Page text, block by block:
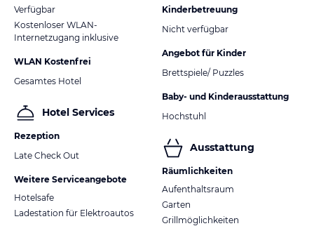
Verfügbar
Kostenloser WLAN-
Internetzugang inklusive
WLAN Kostenfrei
Gesamtes Hotel
Hotel Services
Rezeption
Late Check Out
Weitere Serviceangebote
Hotelsafe
Ladestation für Elektroautos
Kinderbetreuung
Nicht verfügbar
Angebot für Kinder
Brettspiele/ Puzzles
Baby- und Kinderausstattung
Hochstuhl
Ausstattung
Räumlichkeiten
Aufenthaltsraum
Garten
Grillmöglichkeiten